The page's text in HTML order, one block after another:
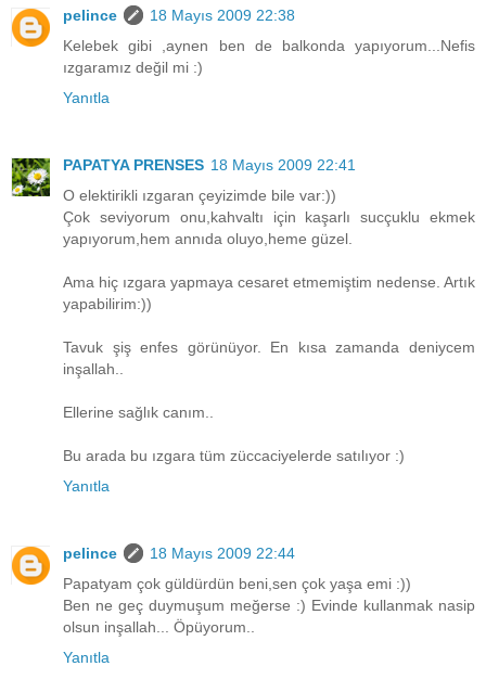
pelince
18 Mayıs 2009 22:38
Kelebek gibi ,aynen ben de balkonda yapıyorum...Nefis
ızgaramız değil mi :)
Yanıtla
PAPATYA PRENSES 18 Mayıs 2009 22:41
O elektirikli ızgaran çeyizimde bile var:))
Çok seviyorum onu,kahvaltı için kaşarlı sucçuklu ekmek
yapıyorum,hem annıda oluyo,heme güzel.
Ama hiç ızgara yapmaya cesaret etmemiştim nedense. Artık
yapabilirim:))
Tavuk şiş enfes görünüyor. En kısa zamanda deniycem
inşallah..
Ellerine sağlık canım..
Bu arada bu ızgara tüm züccaciyelerde satılıyor :)
Yanıtla
pelince
18 Mayıs 2009 22:44
Papatyam çok güldürdün beni,sen çok yaşa emi :))
Ben ne geç duymuşum meğerse :) Evinde kullanmak nasip
olsun inşallah... Öpüyorum..
Yanıtla